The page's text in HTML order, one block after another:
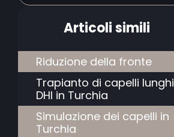
Articoli simili
Riduzione della fronte
Trapianto di capelli lunghi
DHI in Turchia
Simulazione dei capelli in
Turchia